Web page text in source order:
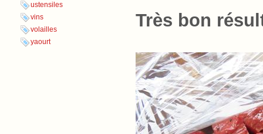
ustensiles
vins
volailles
yaourt
Très bon